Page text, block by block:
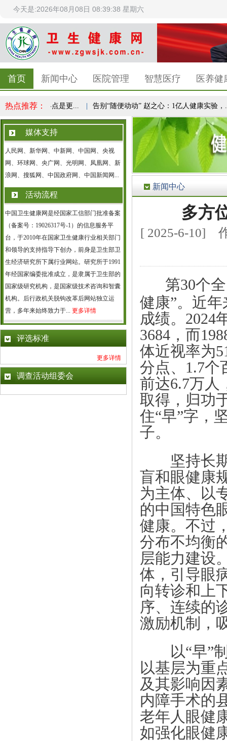
今天是:2026年08月08日 08:39:39 星期六
首页 新闻中心 医院管理 智慧医疗 医养健
热点推荐：
识，减重终点是更... | 告别“随便动动” 赵之心：1亿人健康实验，...
媒体支持
人民网、新华网、中新网、中国网、央视
网、环球网、央广网、光明网、凤凰网、新
浪网、搜狐网、中国政府网、中国新闻网...
活动流程
中国卫生健康网是经国家工信部门批准备案
（备案号：19026317号-1）的信息服务平
台，于2010年在国家卫生健康行业相关部门
和领导的支持指导下创办，前身是卫生部卫
生经济研究所下属行业网站。研究所于1991
年经国家编委批准成立，是隶属于卫生部的
国家级研究机构，是国家级技术咨询和智囊
机构。后行政机关脱钩改革后网站独立运
营，多年来始终致力于... 更多详情
评选标准
更多详情
调查活动组委会
新闻中心
多方
[ 2025-6-10]
第30个
健康”。近
成绩。2024
3684，而
体近视率为
分点、1.7个
前达6.7万
取得，归功
住“早”字，
子。
坚持长期
盲和眼健康
为主体、以
的中国特色
健康。不过
分布不均衡
层能力建设
体，引导眼
向转诊和上
序、连续的
激励机制，
以“早”制
以基层为重
及其影响因
内障手术的
老年人眼健
如强化眼健